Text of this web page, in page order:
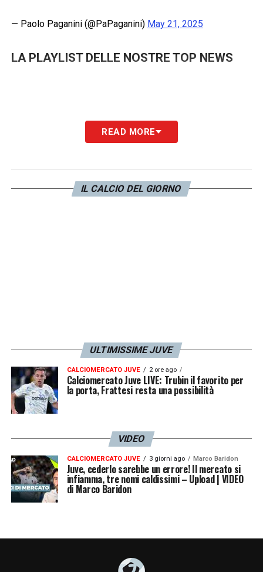
— Paolo Paganini (@PaPaganini) May 21, 2025
LA PLAYLIST DELLE NOSTRE TOP NEWS
READ MORE
IL CALCIO DEL GIORNO
ULTIMISSIME JUVE
CALCIOMERCATO JUVE 2 ore ago
Calciomercato Juve LIVE: Trubin il favorito per
la porta, Frattesi resta una possibilità
VIDEO
CALCIOMERCATO JUVE 3 giorni ago Marco Baridon
Juve, cederlo sarebbe un errore! Il mercato si
infiamma, tre nomi caldissimi – Upload | VIDEO
di Marco Baridon